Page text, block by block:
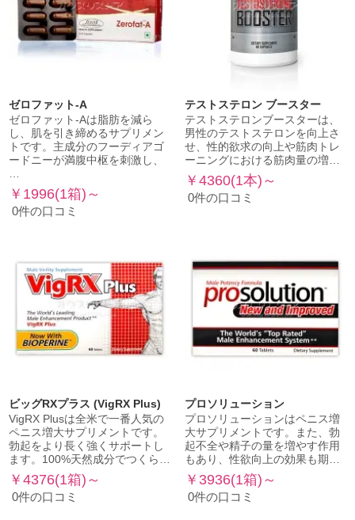
ゼロファット-A
ゼロファット-Aは脂肪を減ら
し、肌を引き締めるサプリメン
トです。主成分のフーディアゴ
ードニーが満腹中枢を刺激し、
￥1996(1箱)～
0件の口コミ
テストステロン ブースター
テストステロンブースターは、
男性のテストステロンを向上さ
せ、性的欲求の向上や筋肉トレ
ーニングにおける筋肉量の増…
￥4360(1本)～
0件の口コミ
ビッグRXプラス (VigRX Plus)
VigRX Plusは全米で一番人気の
ペニス増大サプリメントです。
勃起をより長く強くサポートし
ます。100%天然成分でつくら…
￥4376(1箱)～
0件の口コミ
プロソリューション
プロソリューションはペニス増
大サプリメントです。また、勃
起不全や精子の量を増やす作用
もあり、性欲向上の効果も期…
￥3936(1箱)～
0件の口コミ